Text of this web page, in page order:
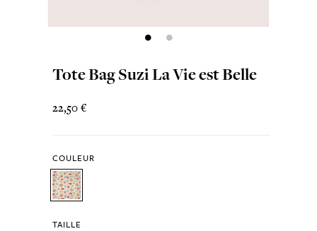
Tote Bag Suzi La Vie est Belle
22,50 €
COULEUR
TAILLE